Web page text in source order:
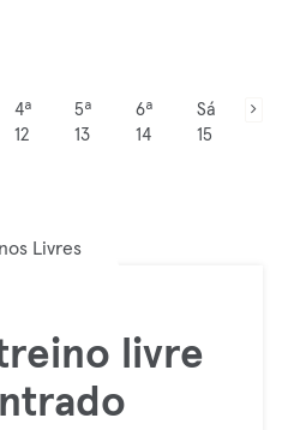
4ª
12
5ª
13
6ª
14
Sá
15
Livres
livre